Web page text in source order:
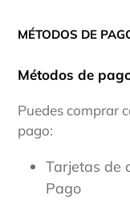
MÉTODOS DE
Métodos de
Puedes comprar
pago:
Tarjetas de
Pago